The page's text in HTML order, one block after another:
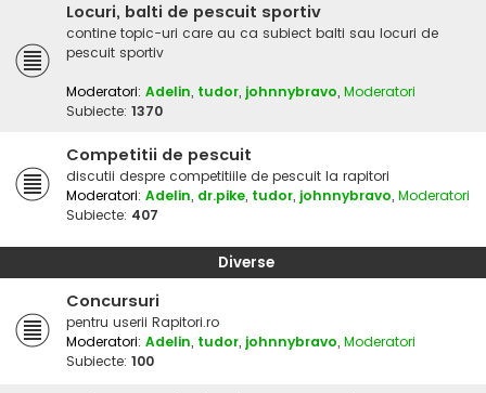
Locuri, balti de pescuit sportiv
contine topic-uri care au ca subiect balti sau locuri de
pescuit sportiv
Moderatori: Adelin, tudor, johnnybravo, Moderatori
Subiecte: 1370
Competitii de pescuit
discutii despre competitiile de pescuit la rapitori
Moderatori: Adelin, dr.pike, tudor, johnnybravo, Moderatori
Subiecte: 407
Diverse
Concursuri
pentru userii Rapitori.ro
Moderatori: Adelin, tudor, johnnybravo, Moderatori
Subiecte: 100